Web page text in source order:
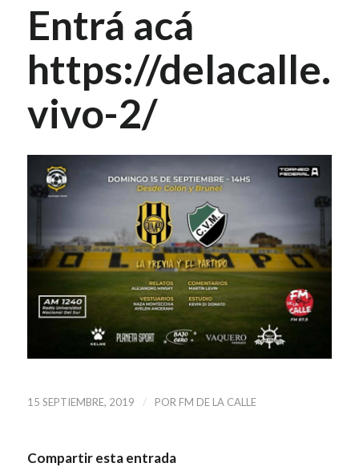
Entrá acá
https://
vivo-2/
15 SEPTIEMBRE, 2019 / POR FM DE LA CALLE
Compartir esta entrada